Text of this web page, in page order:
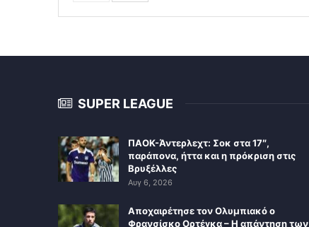
SUPER LEAGUE
ΠΑΟΚ-Άντερλεχτ: Σοκ στα 17″,
παράπονα, ήττα και η πρόκριση στις
Βρυξέλλες
Αυγ 6, 2026
Αποχαιρέτησε τον Ολυμπιακό ο
Φρανσίσκο Ορτέγκα – Η απάντηση των